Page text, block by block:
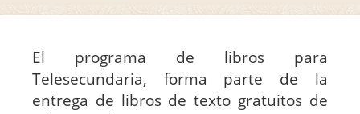
El programa de libros para
Telesecundaria, forma parte de la
entrega de libros de texto gratuitos de